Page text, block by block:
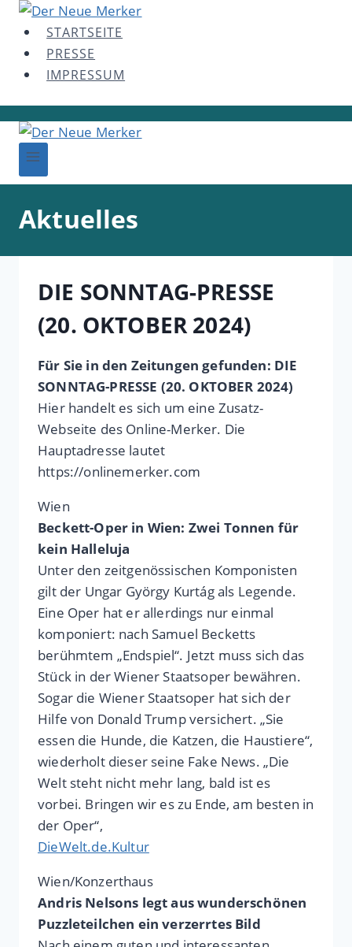
Skip
content
STARTSEITE
PRESSE
IMPRESSUM
Aktuelles
DIE SONNTAG-PRESSE
(20. OKTOBER 2024)
Für Sie in den Zeitungen gefunden: DIE
SONNTAG-PRESSE (20. OKTOBER 2024)
Hier handelt es sich um eine Zusatz-
Webseite des Online-Merker. Die
Hauptadresse lautet
https://onlinemerker.com
Wien
Beckett-Oper in Wien: Zwei Tonnen für
kein Halleluja
Unter den zeitgenössischen Komponisten
gilt der Ungar György Kurtág als Legende.
Eine Oper hat er allerdings nur einmal
komponiert: nach Samuel Becketts
berühmtem „Endspiel“. Jetzt muss sich das
Stück in der Wiener Staatsoper bewähren.
Sogar die Wiener Staatsoper hat sich der
Hilfe von Donald Trump versichert. „Sie
essen die Hunde, die Katzen, die Haustiere“,
wiederholt dieser seine Fake News. „Die
Welt steht nicht mehr lang, bald ist es
vorbei. Bringen wir es zu Ende, am besten in
der Oper“,
DieWelt.de.Kultur
Wien/Konzerthaus
Andris Nelsons legt aus wunderschönen
Puzzleteilchen ein verzerrtes Bild